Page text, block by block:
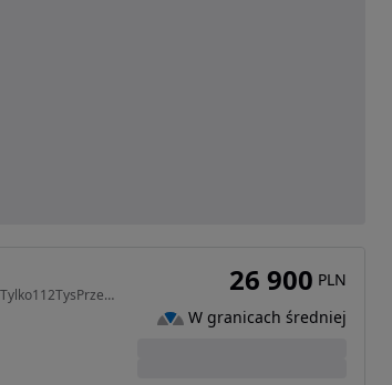
1598 cm3 • 115 KM • SEDAN~1.6i_115ps~Tylko112TysPrzebiegu~Serwisowana~ALU.18~UNIKAT 26 900 PLN
W granicach średniej